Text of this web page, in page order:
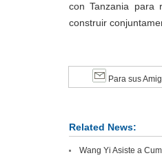
con Tanzania para
construir
Para sus
Related News:
Wang Yi Asiste a